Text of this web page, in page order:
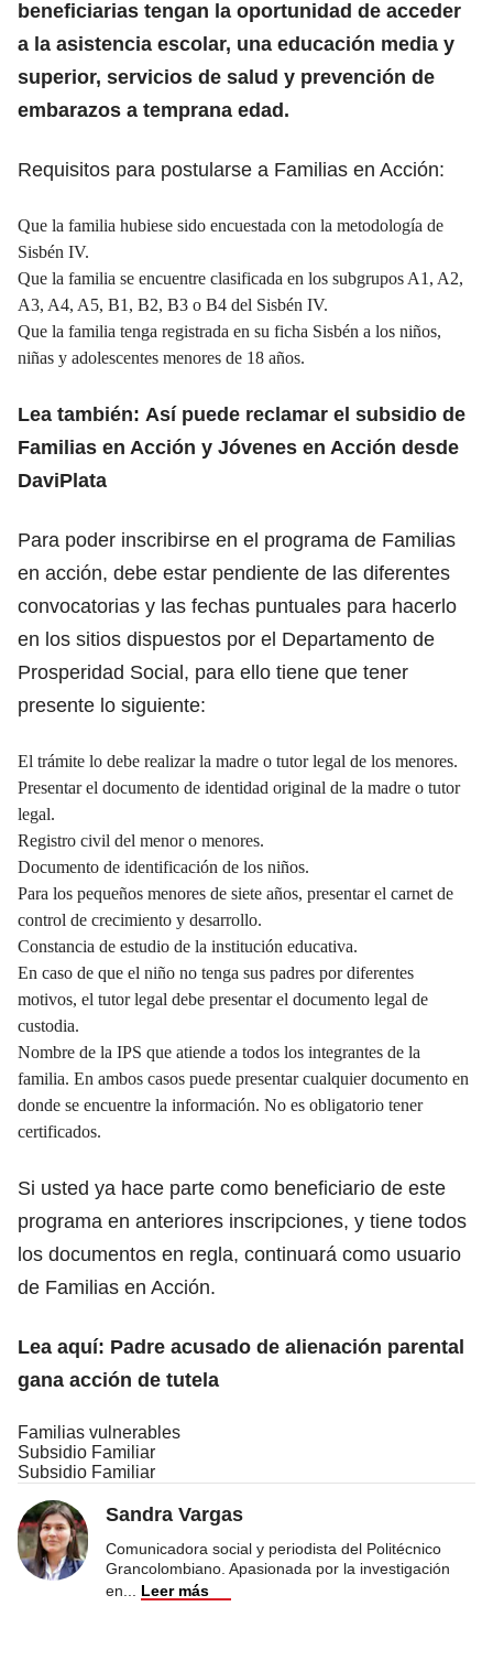
beneficiarias tengan la oportunidad de acceder
a la asistencia escolar, una educación media y
superior, servicios de salud y prevención de
embarazos a temprana edad.
Requisitos para postularse a Familias en Acción:
Que la familia hubiese sido encuestada con la metodología de
Sisbén IV.
Que la familia se encuentre clasificada en los subgrupos A1, A2,
A3, A4, A5, B1, B2, B3 o B4 del Sisbén IV.
Que la familia tenga registrada en su ficha Sisbén a los niños,
niñas y adolescentes menores de 18 años.
Lea también: Así puede reclamar el subsidio de
Familias en Acción y Jóvenes en Acción desde
DaviPlata
Para poder inscribirse en el programa de Familias
en acción, debe estar pendiente de las diferentes
convocatorias y las fechas puntuales para hacerlo
en los sitios dispuestos por el Departamento de
Prosperidad Social, para ello tiene que tener
presente lo siguiente:
El trámite lo debe realizar la madre o tutor legal de los menores.
Presentar el documento de identidad original de la madre o tutor
legal.
Registro civil del menor o menores.
Documento de identificación de los niños.
Para los pequeños menores de siete años, presentar el carnet de
control de crecimiento y desarrollo.
Constancia de estudio de la institución educativa.
En caso de que el niño no tenga sus padres por diferentes
motivos, el tutor legal debe presentar el documento legal de
custodia.
Nombre de la IPS que atiende a todos los integrantes de la
familia. En ambos casos puede presentar cualquier documento en
donde se encuentre la información. No es obligatorio tener
certificados.
Si usted ya hace parte como beneficiario de este
programa en anteriores inscripciones, y tiene todos
los documentos en regla, continuará como usuario
de Familias en Acción.
Lea aquí: Padre acusado de alienación parental
gana acción de tutela
Familias vulnerables
Subsidio Familiar
Subsidio Familiar
Sandra Vargas
Comunicadora social y periodista del Politécnico
Grancolombiano. Apasionada por la investigación
en
Leer más